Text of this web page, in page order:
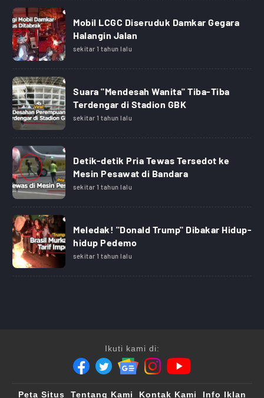
Mobil LCGC Diseruduk Damkar Gegara
Halangin Jalan
sekitar 1 tahun lalu
Suara "Mendesah Wanita" Tiba-Tiba
Terdengar di Stadion GBK
sekitar 1 tahun lalu
Detik-detik Pria Tewas Tersedot ke
Mesin Pesawat di Bandara
sekitar 1 tahun lalu
Meledak! "Donald Trump" Dibakar Hidup-
hidup Pedemo
sekitar 1 tahun lalu
Ikuti kami di:
Peta Situs Tentang Kami Kontak Kami Info Iklan